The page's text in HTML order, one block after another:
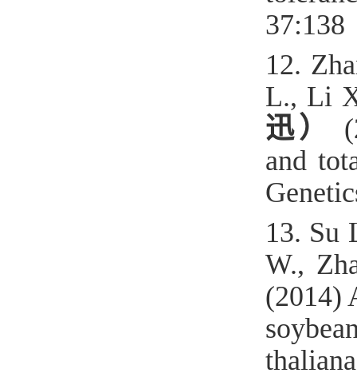
37:138
12.
L., Li
迅）
and
13. Su
W.,
(2014)